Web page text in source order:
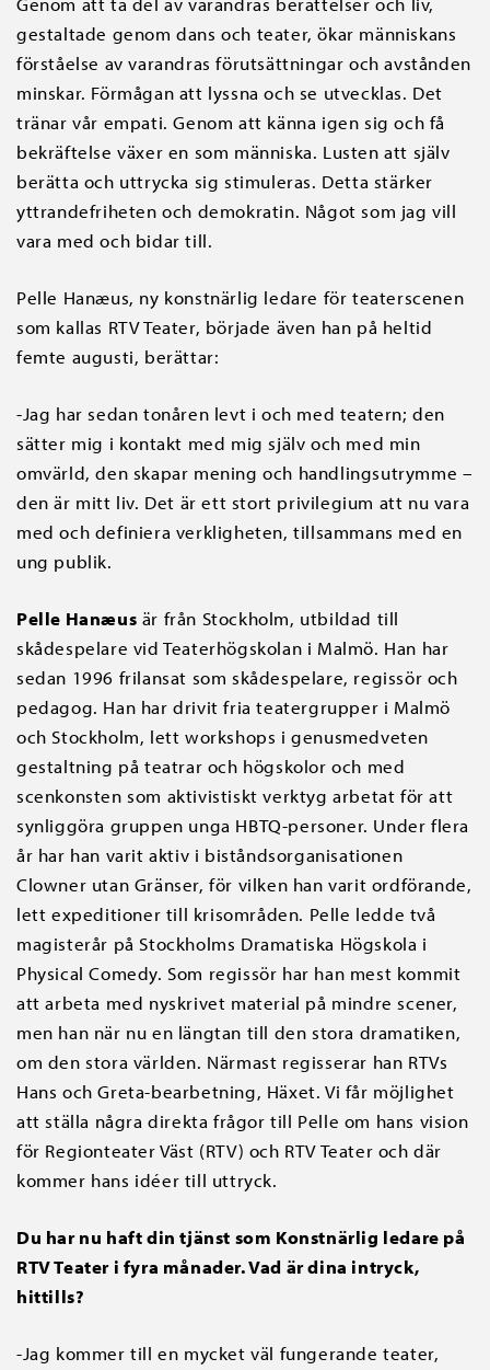
gestaltade genom dans och teater, ökar människans
förståelse av varandras förutsättningar och avstånden
minskar. Förmågan att lyssna och se utvecklas. Det
tränar vår empati. Genom att känna igen sig och få
bekräftelse växer en som människa. Lusten att själv
berätta och uttrycka sig stimuleras. Detta stärker
yttrandefriheten och demokratin. Något som jag vill
vara med och bidar till.
Pelle Hanæus, ny konstnärlig ledare för teaterscenen
som kallas RTV Teater, började även han på heltid
femte augusti, berättar:
-Jag har sedan tonåren levt i och med teatern; den
sätter mig i kontakt med mig själv och med min
omvärld, den skapar mening och handlingsutrymme –
den är mitt liv. Det är ett stort privilegium att nu vara
med och definiera verkligheten, tillsammans med en
ung publik.
Pelle Hanæus är från Stockholm, utbildad till
skådespelare vid Teaterhögskolan i Malmö. Han har
sedan 1996 frilansat som skådespelare, regissör och
pedagog. Han har drivit fria teatergrupper i Malmö
och Stockholm, lett workshops i genusmedveten
gestaltning på teatrar och högskolor och med
scenkonsten som aktivistiskt verktyg arbetat för att
synliggöra gruppen unga HBTQ-personer. Under flera
år har han varit aktiv i biståndsorganisationen
Clowner utan Gränser, för vilken han varit ordförande,
lett expeditioner till krisområden. Pelle ledde två
magisterår på Stockholms Dramatiska Högskola i
Physical Comedy. Som regissör har han mest kommit
att arbeta med nyskrivet material på mindre scener,
men han när nu en längtan till den stora dramatiken,
om den stora världen. Närmast regisserar han RTVs
Hans och Greta-bearbetning, Häxet. Vi får möjlighet
att ställa några direkta frågor till Pelle om hans vision
för Regionteater Väst (RTV) och RTV Teater och där
kommer hans idéer till uttryck.
Du har nu haft din tjänst som Konstnärlig ledare på
RTV Teater i fyra månader. Vad är dina intryck,
hittills?
-Jag kommer till en mycket väl fungerande teater,